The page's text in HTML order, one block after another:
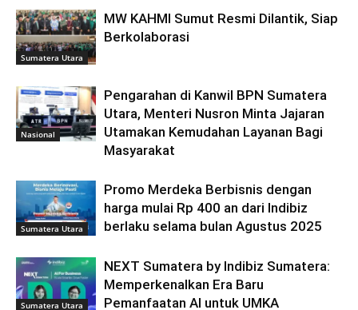
Sumatera Utara
MW KAHMI Sumut Resmi Dilantik, Siap
Berkolaborasi
Nasional
Pengarahan di Kanwil BPN Sumatera
Utara, Menteri Nusron Minta Jajaran
Utamakan Kemudahan Layanan Bagi
Masyarakat
Sumatera Utara
Promo Merdeka Berbisnis dengan
harga mulai Rp 400 an dari Indibiz
berlaku selama bulan Agustus 2025
Sumatera Utara
NEXT Sumatera by Indibiz Sumatera:
Memperkenalkan Era Baru
Pemanfaatan AI untuk UMKA